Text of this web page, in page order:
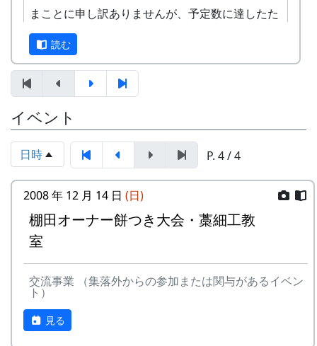
平成27年度棚田オーナー (2015-04-12 11:26:16)
岩座神棚田オーナーの特典
一から十までプロの指導を受け、減農薬栽培
の米づくりを体験できます。
(100平方メートルの収穫収量は玄米で約30キ
ロです。) 清流の里、岩座神地区のコシヒカ
名、電話番号を明記して下さい）。 折り返
し、詳しい内容と「申し込みアンケート」を
お送りいたしますので、申し込みアンケート
をご返送ください。
申込み・お問合せの窓口
岩座神棚田保全推進協議会事務局
TEL & FAX: 9999-99-9999
携帯: 999-9999-9999
担当 : XX
まことに申し訳ありませんが、予定数に達したた
め、オーナーの募集は締め切らせていただきまし
た。悪しからずご了承下さい。
オーナー田 : 16区画。1区画は約100平方メー
トルです。
オーナーの資格 : まじめに農業に取り組み、
自然とふれあう勇気をお持ちで、地域になじ
めるかた。家族や団体でも結構です。
年会費 : 1区画5万円。
読む
イベント
日時 P. 4 / 4
2008 年 12 月 14 日 (日)
棚田オーナー餅つき大会・藁細工教
室
交流事業 （集落外からの参加または関与があるイベン
ト）
見る